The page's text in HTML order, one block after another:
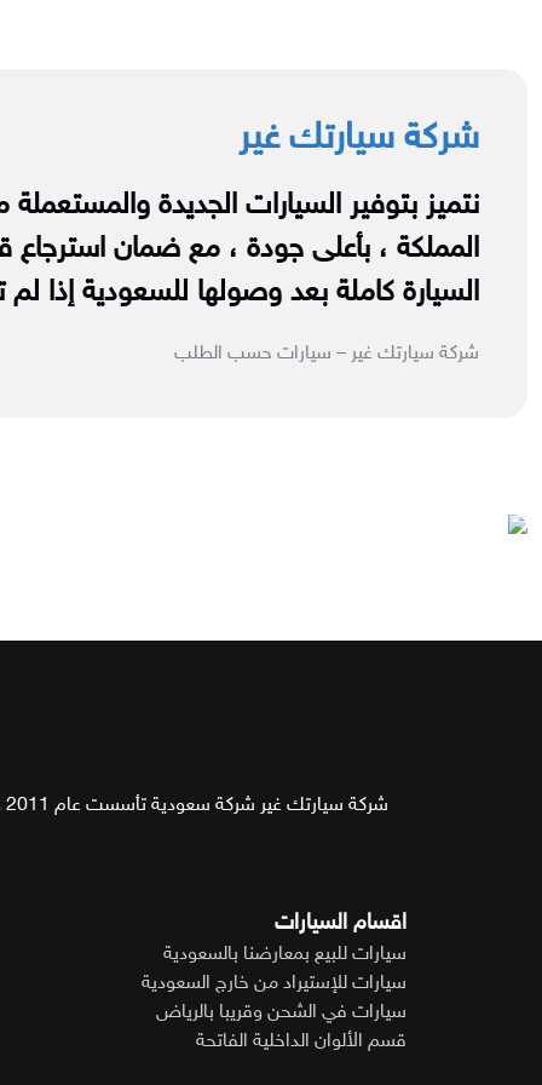
شركة سيارتك غير
نتميز بتوفير السيارات الجديدة
المملكة ، بأعلى جودة ، مع ضمان استرجاع
السيارة كاملة بعد وصولها للسعودية إذا
شركة سيارتك غير – سيارات حسب الطلب
شركة سيارتك غير شركة سعودية تأسست عام 2011 وهي أول شركة متخصصة في توريد جميع أنواع السيارات المستعملة والجديدة من خارج المملكة حسب الطلب وبأفضل الأسعار.
اقسام السيارات
سيارات للبيع بمعارضنا بالسعودية
سيارات للإستيراد من خارج السعودية
سيارات في الشحن وقريبا بالرياض
قسم الألوان الداخلية الفاتحة